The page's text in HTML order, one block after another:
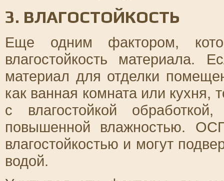
3. ВЛАГОСТОЙКОСТЬ
Еще одним фактором,
влагостойкость материала.
материал для отделки
как ванная комната или
с влагостойкой
повышенной влажностью.
влагостойкостью и могут
водой.